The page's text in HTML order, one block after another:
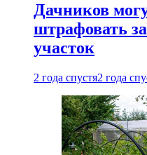
Дачников
штрафовать
участок
2 года спустя2 года